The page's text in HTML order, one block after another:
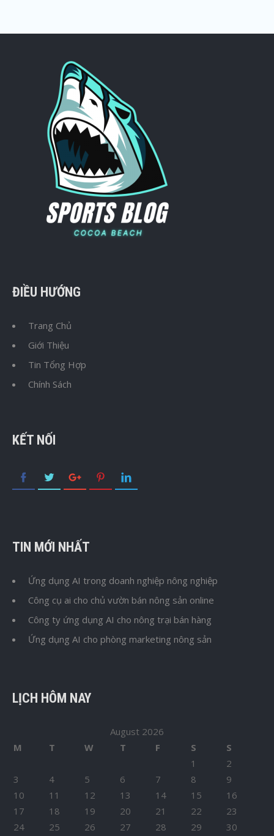
ĐIỀU HƯỚNG
Trang Chủ
Giới Thiệu
Tin Tổng Hợp
Chính Sách
KẾT NỐI
TIN MỚI NHẤT
Ứng dụng AI trong doanh nghiệp nông nghiệp
Công cụ ai cho chủ vườn bán nông sản online
Công ty ứng dụng AI cho nông trại bán hàng
Ứng dụng AI cho phòng marketing nông sản
LỊCH HÔM NAY
August 2026
M
T W T F S
S
1
2
3
4 5 6 7 8
9
10
11 12 13 14 15
16
17
18 19 20 21 22
23
24
25 26 27 28 29 30